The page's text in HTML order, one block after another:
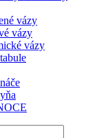
vázy
vázy
vázy